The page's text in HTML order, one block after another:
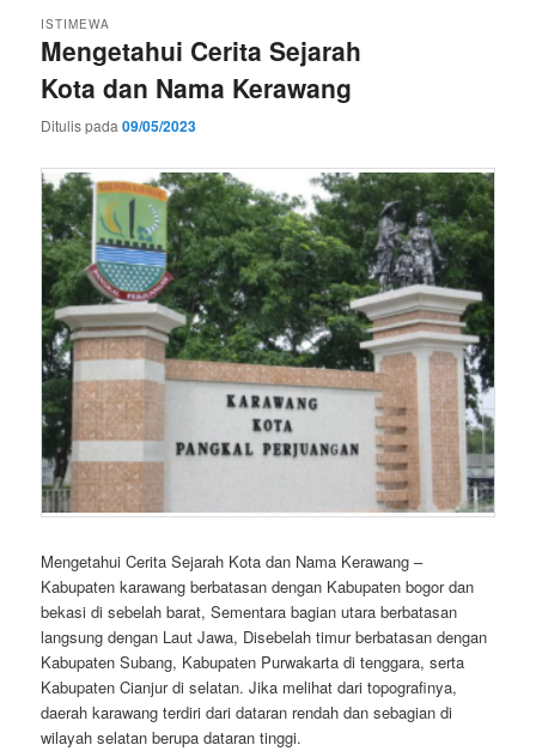
Mengetahui Cerita Sejarah
Kota dan Nama Kerawang
ISTIMEWA
Ditulis pada09/05/2023
Mengetahui Cerita Sejarah Kota dan Nama Kerawang –
Kabupaten karawang berbatasan dengan Kabupaten bogor dan
bekasi di sebelah barat, Sementara bagian utara berbatasan
langsung dengan Laut Jawa, Disebelah timur berbatasan dengan
Kabupaten Subang, Kabupaten Purwakarta di tenggara, serta
Kabupaten Cianjur di selatan. Jika melihat dari topografinya,
daerah karawang terdiri dari dataran rendah dan sebagian di
wilayah selatan berupa dataran tinggi.